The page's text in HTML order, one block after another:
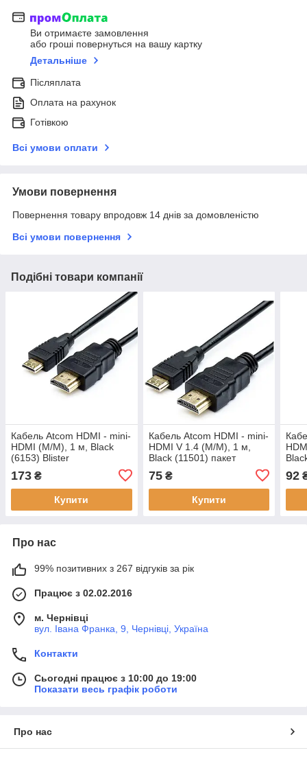
Ви отримаєте замовлення
або гроші повернуться на вашу картку
Детальніше
Післяплата
Оплата на рахунок
Готівкою
Всі умови оплати
Умови повернення
Повернення товару впродовж 14 днів за домовленістю
Всі умови повернення
Подібні товари компанії
Кабель Atcom HDMI - mini-
HDMI (M/M), 1 м, Black
(6153) Blister
173 ₴
Купити
Кабель Atcom HDMI - mini-
HDMI V 1.4 (M/M), 1 м,
Black (11501) пакет
75₴
Купити
92
Про нас
99% позитивних з 267 відгуків за рік
Працює з 02.02.2016
м. Чернівці
вул. Івана Франка, 9, Чернівці, Україна
Контакти
Сьогодні працює з 10:00 до 19:00
Показати весь графік роботи
Про нас